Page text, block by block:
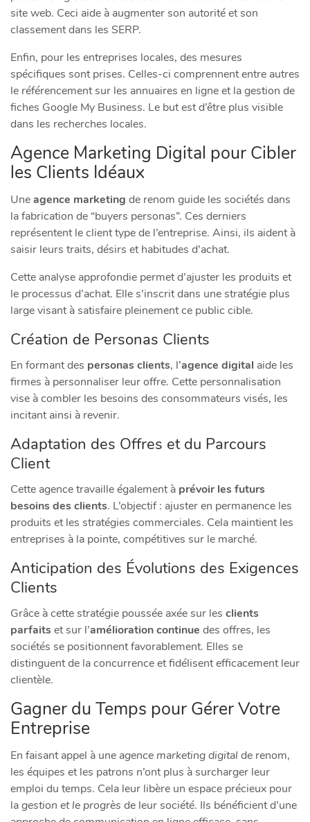
site web. Ceci aide à augmenter son autorité et son
classement dans les SERP.
Enfin, pour les entreprises locales, des mesures
spécifiques sont prises. Celles-ci comprennent entre autres
le référencement sur les annuaires en ligne et la gestion de
fiches Google My Business. Le but est d’être plus visible
dans les recherches locales.
Agence Marketing Digital pour Cibler
les Clients Idéaux
Uneagence marketing de renom guide les sociétés dans
la fabrication de “buyers personas”. Ces derniers
représentent le client type de l’entreprise. Ainsi, ils aident à
saisir leurs traits, désirs et habitudes d’achat.
Cette analyse approfondie permet d’ajuster les produits et
le processus d’achat. Elle s’inscrit dans une stratégie plus
large visant à satisfaire pleinement ce public cible.
Création de Personas Clients
En formant des personas clients, l’agence digital aide les
firmes à personnaliser leur offre. Cette personnalisation
vise à combler les besoins des consommateurs visés, les
incitant ainsi à revenir.
Adaptation des Offres et du Parcours
Client
Cette agence travaille également à prévoir les futurs
besoins des clients. L’objectif : ajuster en permanence les
produits et les stratégies commerciales. Cela maintient les
entreprises à la pointe, compétitives sur le marché.
Anticipation des Évolutions des Exigences
Clients
Grâce à cette stratégie poussée axée sur les clients
parfaitset sur l’amélioration continue des offres, les
sociétés se positionnent favorablement. Elles se
distinguent de la concurrence et fidélisent efficacement leur
clientèle.
Gagner du Temps pour Gérer Votre
Entreprise
En faisant appel à uneagence marketing digital de renom,
les équipes et les patrons n’ont plus à surcharger leur
emploi du temps. Cela leur libère un espace précieux pour
lagestion et le progrès de leur société. Ils bénéficient d’une